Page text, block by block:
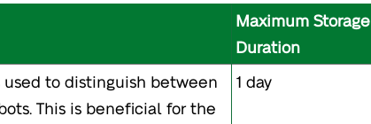
Maximum Storage
Duration
used to distinguish between
This is beneficial for the
1 day